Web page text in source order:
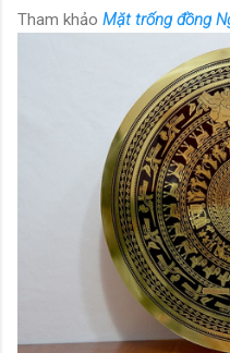
Tham khảo Mặt trống đồng